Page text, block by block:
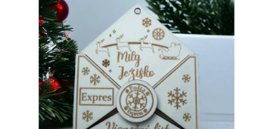
hviezdičiek.